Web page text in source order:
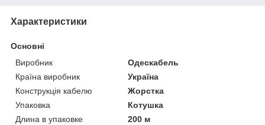
Характеристики
Основні
Виробник
Одескабель
Країна виробник
Україна
Конструкція кабелю
Жорстка
Упаковка
Котушка
Длина в упаковке
200 м